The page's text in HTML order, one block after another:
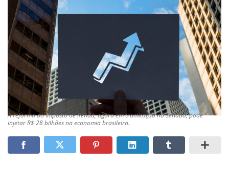
A reforma do Imposto de Renda, agora em tramitação no Senado, pode
injetar R$ 28 bilhões na economia brasileira.